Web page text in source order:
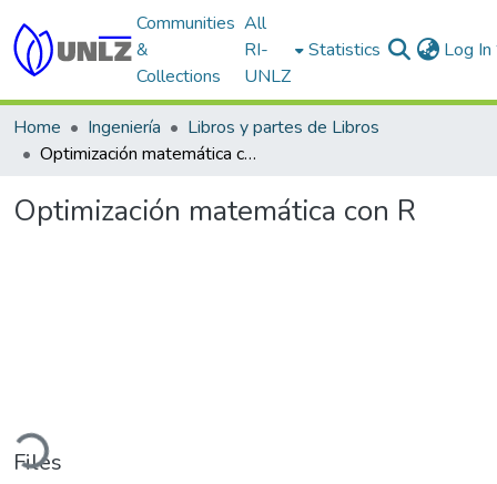
Communities
&
Collections
All
RI-
UNLZ
Statistics Log In
Home Ingeniería
Libros y partes de Libros
Optimización matemática con R
Optimización matemática con R
Files